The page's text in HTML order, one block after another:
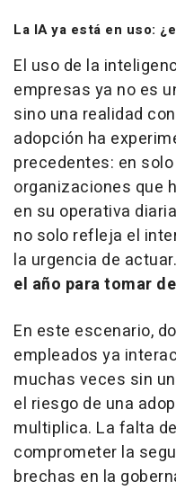
La IA ya está en uso:
El uso de la
empresas ya no es
sino una realidad
adopción ha
precedentes: en
organizaciones que
en su operativa
no solo refleja el
la urgencia de actuar.
el año para tomar
En este escenario,
empleados ya
muchas veces sin
el riesgo de una
multiplica. La falta
comprometer la
brechas en la